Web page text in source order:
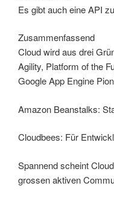
Es gibt auch eine API
Zusammenfassend
Cloud wird aus drei
Agility, Platform of the
Google App Engine
Amazon Beanstalks:
Cloudbees: Für
Spannend scheint
grossen aktiven